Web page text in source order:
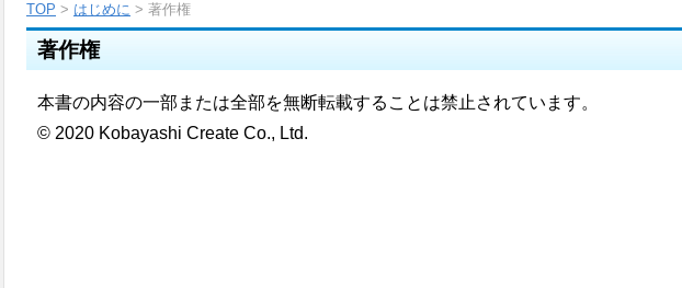
TOP > はじめに > 著作権
著作権
本書の内容の一部または全部を無断転載することは禁止されています。
© 2020 Kobayashi Create Co., Ltd.